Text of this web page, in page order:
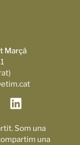
Marçà
Som una
una